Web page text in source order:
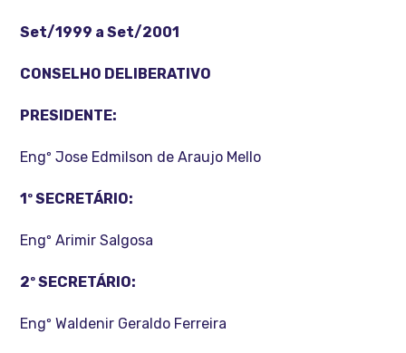
Set/1999 a Set/2001
CONSELHO DELIBERATIVO
PRESIDENTE:
Engº Jose Edmilson de Araujo Mello
1º SECRETÁRIO:
Engº Arimir Salgosa
2º SECRETÁRIO:
Engº Waldenir Geraldo Ferreira